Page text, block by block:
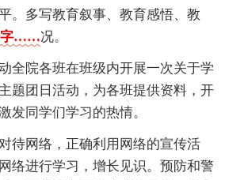
。多写教育叙事、教育感悟、教
字……况。
全院各班在班级内开展一次关于学
题团日活动，为各班提供资料，开
发同学们学习的热情。
待网络，正确利用网络的宣传活
络进行学习，增长见识。预防和警